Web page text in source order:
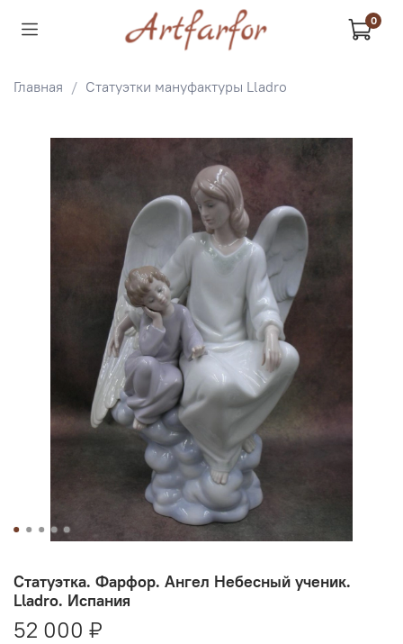
0
Главная Статуэтки мануфактуры Lladro
Статуэтка. Фарфор. Ангел Небесный ученик.
Lladro. Испания
52 000 ₽